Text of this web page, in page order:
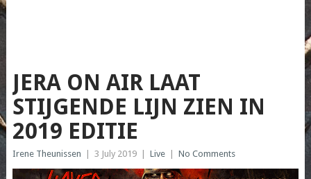
JERA ON AIR LAAT
STIJGENDE LIJN ZIEN IN
2019 EDITIE
Irene Theunissen 3 July 2019 Live No Comments